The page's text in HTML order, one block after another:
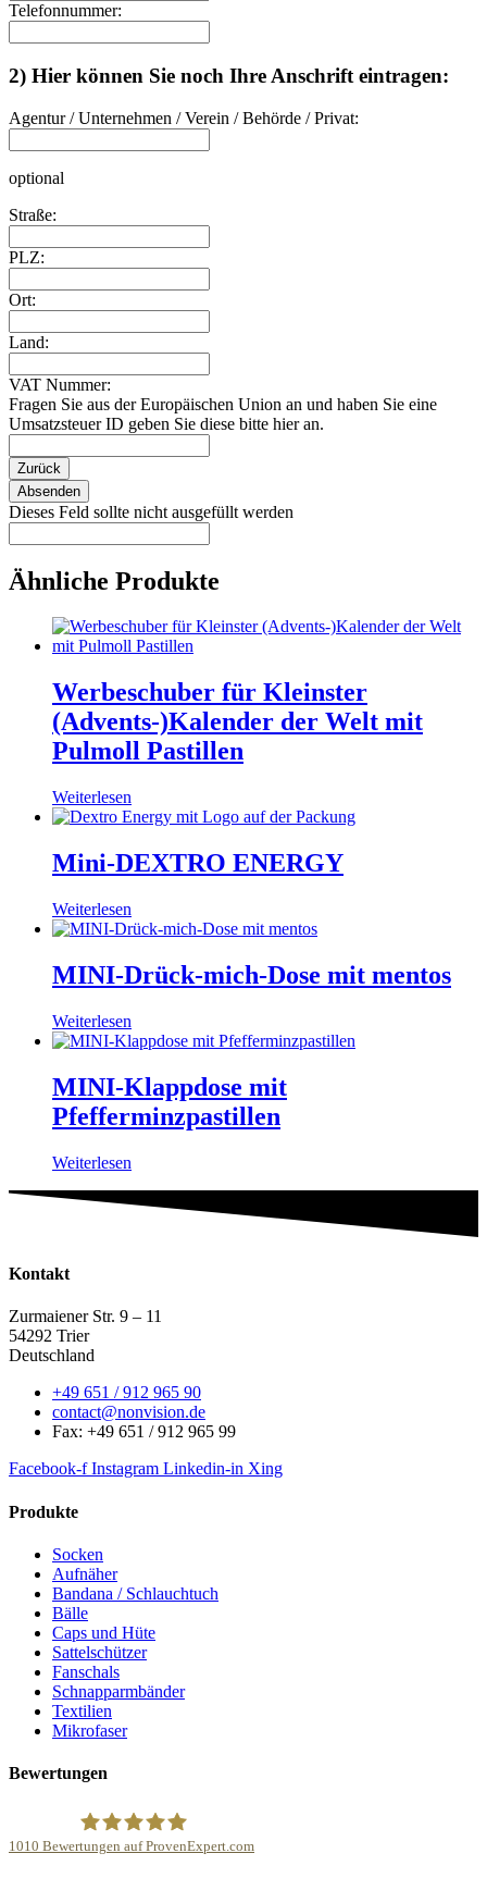
Telefonnummer:
2) Hier können Sie noch Ihre Anschrift eintragen:
Agentur / Unternehmen / Verein / Behörde / Privat:
optional
Straße:
PLZ:
Ort:
Land:
VAT Nummer:
Fragen Sie aus der Europäischen Union an und haben Sie eine
Umsatzsteuer ID geben Sie diese bitte hier an.
Zurück
Absenden
Dieses Feld sollte nicht ausgefüllt werden
Ähnliche Produkte
Werbeschuber für Kleinster
(Advents-)Kalender der Welt mit
Pulmoll Pastillen
Weiterlesen
Mini-DEXTRO ENERGY
Weiterlesen
MINI-Drück-mich-Dose mit mentos
Weiterlesen
MINI-Klappdose mit
Pfefferminzpastillen
Weiterlesen
Kontakt
Zurmaiener Str. 9 – 11
54292 Trier
Deutschland
+49 651 / 912 965 90
contact@nonvision.de
Fax: +49 651 / 912 965 99
Facebook-f Instagram Linkedin-in Xing
Produkte
Socken
Aufnäher
Bandana / Schlauchtuch
Bälle
Caps und Hüte
Sattelschützer
Fanschals
Schnapparmbänder
Textilien
Mikrofaser
Bewertungen
1010 Bewertungen auf ProvenExpert.com